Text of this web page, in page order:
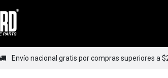
Envío nacional gratis por compras superiores a